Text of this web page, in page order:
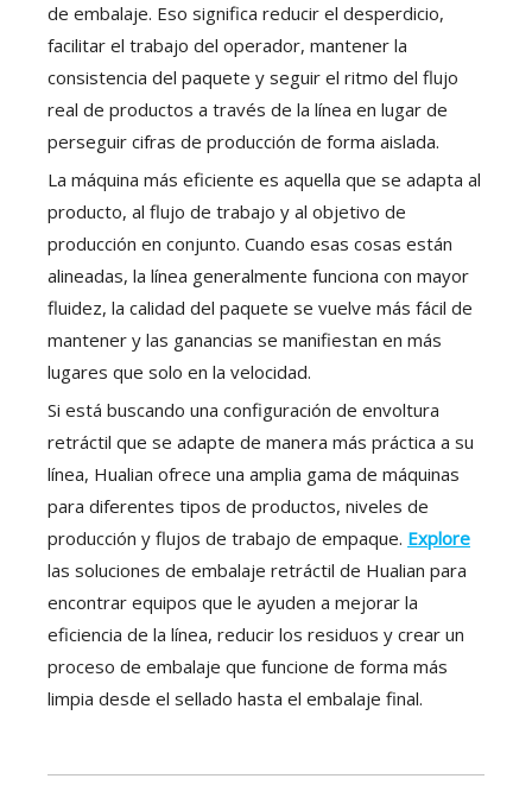
de embalaje. Eso significa reducir el desperdicio,
facilitar el trabajo del operador, mantener la
consistencia del paquete y seguir el ritmo del flujo
real de productos a través de la línea en lugar de
perseguir cifras de producción de forma aislada.
La máquina más eficiente es aquella que se adapta al
producto, al flujo de trabajo y al objetivo de
producción en conjunto. Cuando esas cosas están
alineadas, la línea generalmente funciona con mayor
fluidez, la calidad del paquete se vuelve más fácil de
mantener y las ganancias se manifiestan en más
lugares que solo en la velocidad.
Si está buscando una configuración de envoltura
retráctil que se adapte de manera más práctica a su
línea, Hualian ofrece una amplia gama de máquinas
para diferentes tipos de productos, niveles de
producción y flujos de trabajo de empaque. Explore
las soluciones de embalaje retráctil de Hualian para
encontrar equipos que le ayuden a mejorar la
eficiencia de la línea, reducir los residuos y crear un
proceso de embalaje que funcione de forma más
limpia desde el sellado hasta el embalaje final.